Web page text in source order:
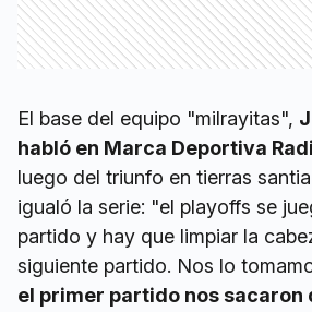
El base del equipo "milrayitas",
habló en Marca Deportiva
luego del triunfo en tierras
igualó la serie: "el playoffs se
partido y hay que limpiar la
siguiente partido. Nos lo
el primer partido nos sacaron